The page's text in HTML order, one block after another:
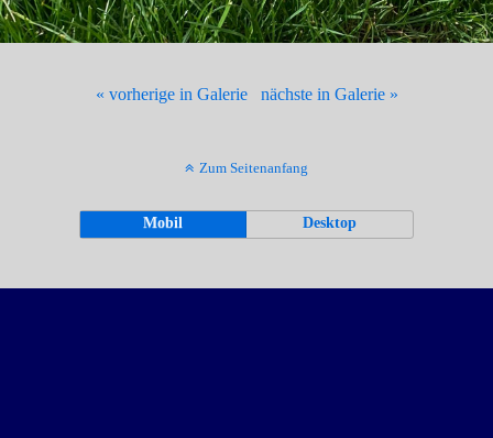
« vorherige in Galerie nächste in Galerie »
Zum Seitenanfang
Mobil Desktop